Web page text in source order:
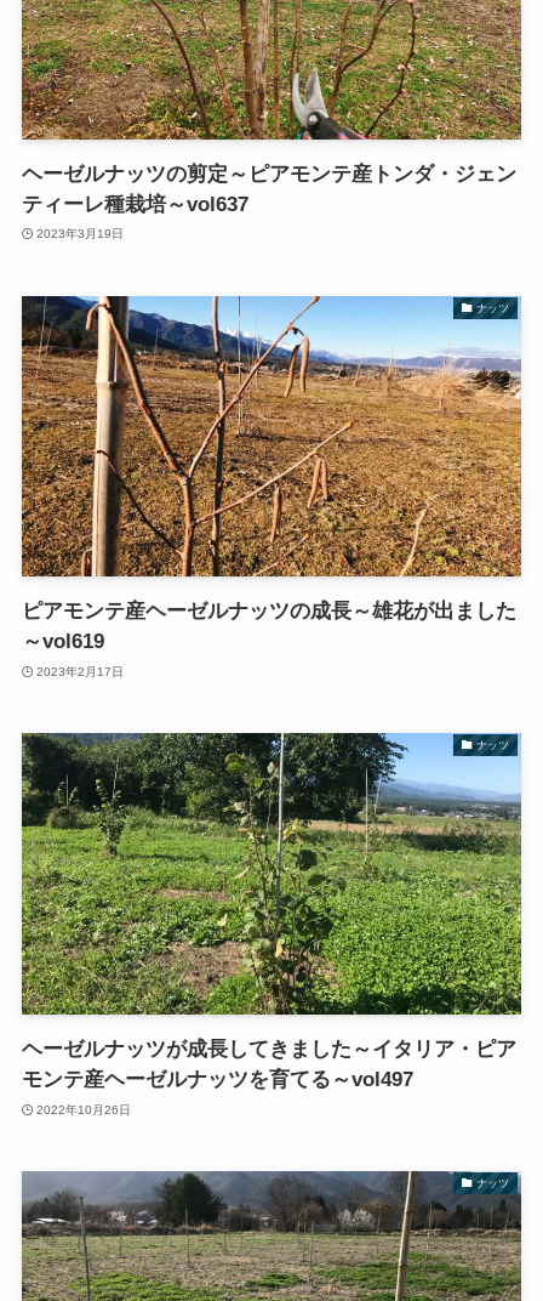
ヘーゼルナッツの剪定～ピアモンテ産トンダ・ジェン
ティーレ種栽培～vol637
2023年3月19日
ナッツ
ピアモンテ産ヘーゼルナッツの成長～雄花が出ました
～vol619
2023年2月17日
ナッツ
ヘーゼルナッツが成長してきました～イタリア・ピア
モンテ産ヘーゼルナッツを育てる～vol497
2022年10月26日
ナッツ